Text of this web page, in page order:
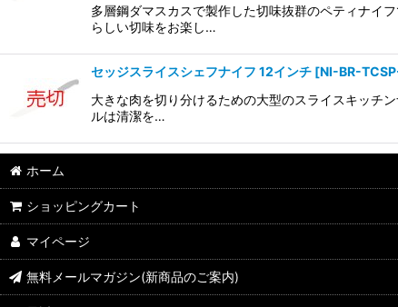
多層鋼ダマスカスで製作した切味抜群のペティナイ
らしい切味をお楽し…
セッジスライスシェフナイフ 12インチ [NI-BR-
大きな肉を切り分けるための大型のスライスキッチ
ルは清潔を…
ホーム
ショッピングカート
マイページ
無料メールマガジン(新商品のご案内)